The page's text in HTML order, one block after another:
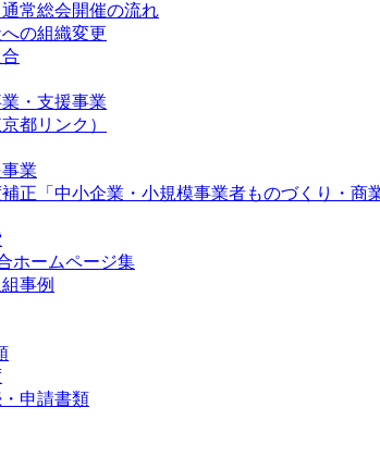
常総会開催の流れ
の組織変更
・支援事業
都リンク）
業
正「中小企業・小規模事業者ものづくり・
ホームページ集
事例
申請書類